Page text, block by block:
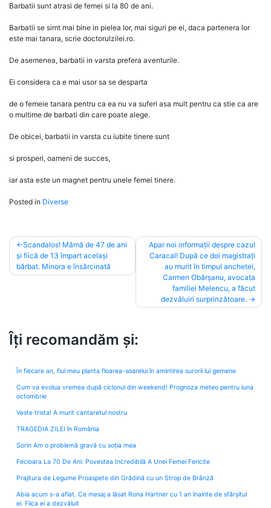
Barbatii sunt atrasi de femei si la 80 de ani.
Barbatii se simt mai bine in pielea lor, mai siguri pe ei, daca partenera lor
este mai tanara, scrie doctorulzilei.ro.
De asemenea, barbatii in varsta prefera aventurile.
Ei considera ca e mai usor sa se desparta
de o femeie tanara pentru ca ea nu va suferi asa mult pentru ca stie ca are
o multime de barbati din care poate alege.
De obicei, barbatii in varsta cu iubite tinere sunt
si prosperi, oameni de succes,
iar asta este un magnet pentru unele femei tinere.
Posted in Diverse
Post
navigation
Scandalos! Mămă de 47 de ani
și fiică de 13 împart același
bărbat. Minora e însărcinată
Apar noi informații despre cazul
Caracal! După ce doi magistrați
au murit în timpul anchetei,
Carmen Obârșanu, avocata
familiei Melencu, a făcut
dezvăluiri surprinzătoare.
Îți recomandăm și:
În fiecare an, fiul meu planta floarea-soarelui în amintirea surorii lui gemene
Cum va evolua vremea după ciclonul din weekend! Prognoza meteo pentru luna
octombrie
Veste trista! A murit cantaretul nostru
TRAGEDIA ZILEI în România
Sorin Am o problemă gravă cu soția mea
Fecioara La 70 De Ani: Povestea Incredibilă A Unei Femei Fericite
Prajitura de Legume Proaspete din Grădină cu un Strop de Brânză
Abia acum s-a aflat. Ce mesaj a lăsat Rona Hartner cu 1 an înainte de sfârșitul
ei. Fiica ei a dezvăluit